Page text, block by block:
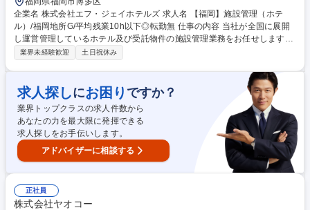
企業名 株式会社エフ・ジェイホテルズ 求人名 【福岡】施設管理（ホテ
ル）/福岡地所G/平均残業10h以下◎転勤無 仕事の内容 当社が全国に展開
し運営管理しているホテル及び受託物件の施設管理業務をお任せします。
・修繕・改修工事におけるコンストラクションマネジメント／ファシリテ
び品質・工程の管理 ・オーナーや協力会社との技術的な調整・交渉 ・官
庁対応およびオーナー向け報告書の作成 募集職種 【福岡】施設管理（ホ
テル）/福岡地所G/平均残業10h以下◎転勤無
業界未経験歓迎 土日祝休み
求人探しにお困り ですか？
業界トップクラスの求人件数から
あなたの力を最大限に発揮できる
求人探しをお手伝いします。
アドバイザーに相談する
正社員
株式会社ヤオコー